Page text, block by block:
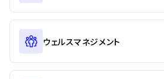
ウェルスマネジメント